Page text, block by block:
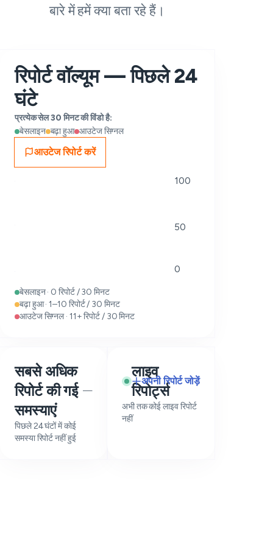
बारे में हमें क्या बता रहे हैं।
रिपोर्ट वॉल्यूम — पिछले 24
घंटे
प्रत्येक सेल 30 मिनट की विंडो है:
बेसलाइन बढ़ा हुआ आउटेज सिग्नल
आउटेज रिपोर्ट करें
100
50
0
बेसलाइन · 0 रिपोर्ट / 30 मिनट
बढ़ा हुआ · 1–10 रिपोर्ट / 30 मिनट
आउटेज सिग्नल · 11+ रिपोर्ट / 30 मिनट
सबसे अधिक
रिपोर्ट की गई
समस्याएं
—
पिछले 24 घंटों में कोई
समस्या रिपोर्ट नहीं हुई
लाइव
रिपोर्ट्स
अपनी रिपोर्ट जोड़ें
अभी तक कोई लाइव रिपोर्ट
नहीं